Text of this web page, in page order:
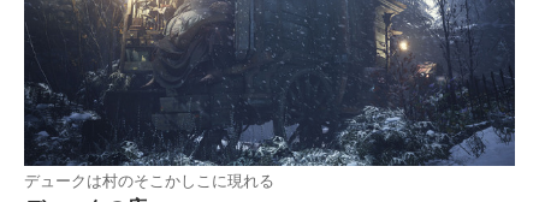
デュークは村のそこかしこに現れる